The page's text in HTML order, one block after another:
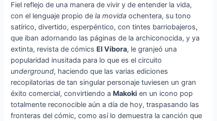
Fiel reflejo de una manera de vivir y de entender la vida,
con el lenguaje propio dela movida ochentera, su tono
satírico, divertido, esperpéntico, con tintes barriobajeros,
que iban adornando las páginas de la archiconocida, y ya
extinta, revista de cómics El Víbora, le granjeó una
popularidad inusitada para lo que es el circuito
underground, haciendo que las varias ediciones
recopilatorias de tan singular personaje tuviesen un gran
éxito comercial, convirtiendo a Makoki en un icono pop
totalmente reconocible aún a día de hoy, traspasando las
fronteras del cómic, como así lo demuestra la canción que